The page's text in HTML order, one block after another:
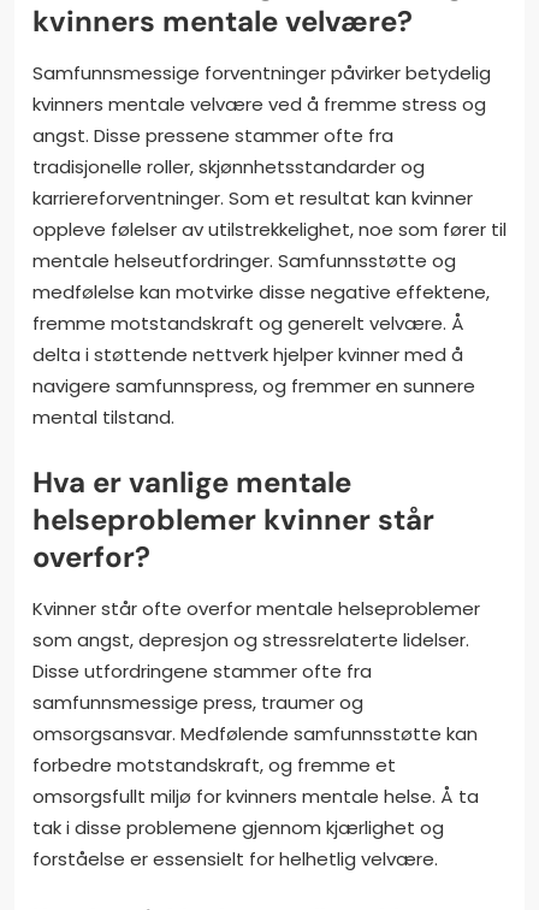
kvinners mentale velvære?
Samfunnsmessige forventninger påvirker betydelig
kvinners mentale velvære ved å fremme stress og
angst. Disse pressene stammer ofte fra
tradisjonelle roller, skjønnhetsstandarder og
karriereforventninger. Som et resultat kan kvinner
oppleve følelser av utilstrekkelighet, noe som fører til
mentale helseutfordringer. Samfunnsstøtte og
medfølelse kan motvirke disse negative effektene,
fremme motstandskraft og generelt velvære. Å
delta i støttende nettverk hjelper kvinner med å
navigere samfunnspress, og fremmer en sunnere
mental tilstand.
Hva er vanlige mentale
helseproblemer kvinner står
overfor?
Kvinner står ofte overfor mentale helseproblemer
som angst, depresjon og stressrelaterte lidelser.
Disse utfordringene stammer ofte fra
samfunnsmessige press, traumer og
omsorgsansvar. Medfølende samfunnsstøtte kan
forbedre motstandskraft, og fremme et
omsorgsfullt miljø for kvinners mentale helse. Å ta
tak i disse problemene gjennom kjærlighet og
forståelse er essensielt for helhetlig velvære.